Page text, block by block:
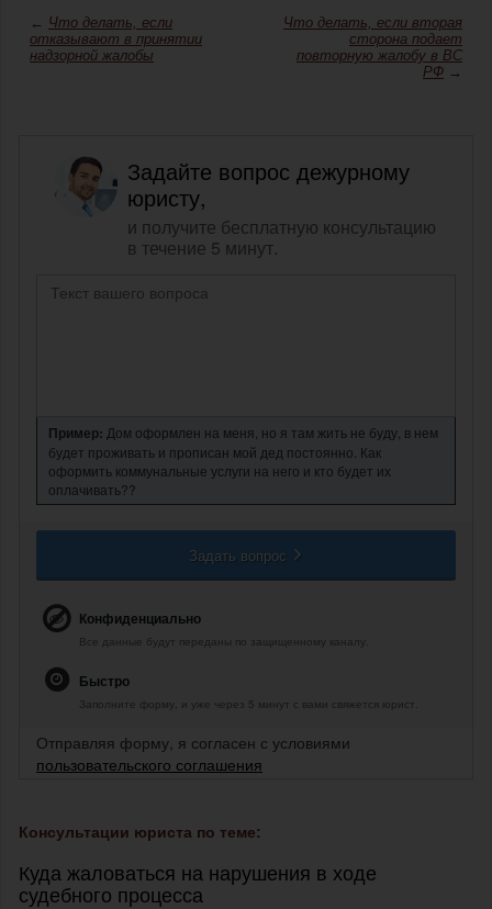
← Что делать, если
отказывают в принятии
надзорной жалобы
Что делать, если вторая
сторона подает
повторную жалобу в ВС
РФ →
Задайте вопрос дежурному
юристу,
и получите бесплатную консультацию
в течение 5 минут.
Пример: Дом оформлен на меня, но я там жить не буду, в нем
будет проживать и прописан мой дед постоянно. Как
оформить коммунальные услуги на него и кто будет их
оплачивать??
Задать вопрос
Конфиденциально
Все данные будут переданы по защищенному каналу.
Быстро
Заполните форму, и уже через 5 минут с вами свяжется юрист.
Отправляя форму, я согласен с условиями
пользовательского соглашения
Консультации юриста по теме:
Куда жаловаться на нарушения в ходе
судебного процесса